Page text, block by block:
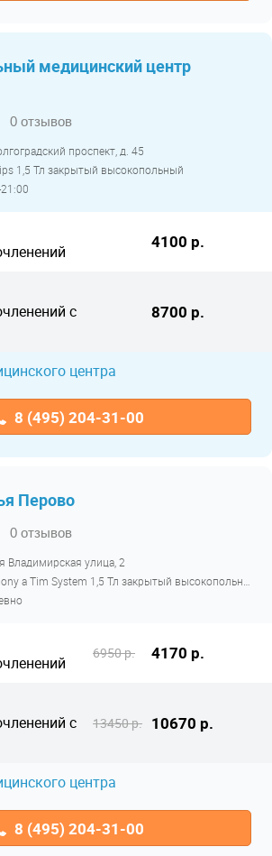
медицинский центр
0 отзывов
проспект, д. 45
1,5 Тл закрытый высокопольный
4100 р.
с
8700 р.
центра
8 (495) 204-31-00
Перово
0 отзывов
Владимирская улица, 2
6950 р. 4170 р.
с
13450 р. 10670 р.
центра
8 (495) 204-31-00